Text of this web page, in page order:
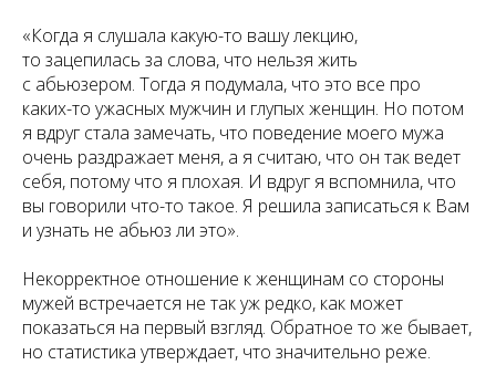
«Когда я слушала какую-то вашу лекцию,
то зацепилась за слова, что нельзя жить
с абьюзером. Тогда я подумала, что это все про
каких-то ужасных мужчин и глупых женщин. Но потом
я вдруг стала замечать, что поведение моего мужа
очень раздражает меня, а я считаю, что он так ведет
себя, потому что я плохая. И вдруг я вспомнила, что
вы говорили что-то такое. Я решила записаться к Вам
и узнать не абьюз ли это».
Некорректное отношение к женщинам со стороны
мужей встречается не так уж редко, как может
показаться на первый взгляд. Обратное то же бывает,
но статистика утверждает, что значительно реже.